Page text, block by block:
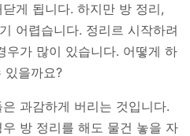
게 됩니다. 하지만 방 정리,
어렵습니다. 정리르 시작하려
우가 많이 있습니다. 어떻게 하
있을까요?
과감하게 버리는 것입니다.
방 정리를 해도 물건 놓을 자